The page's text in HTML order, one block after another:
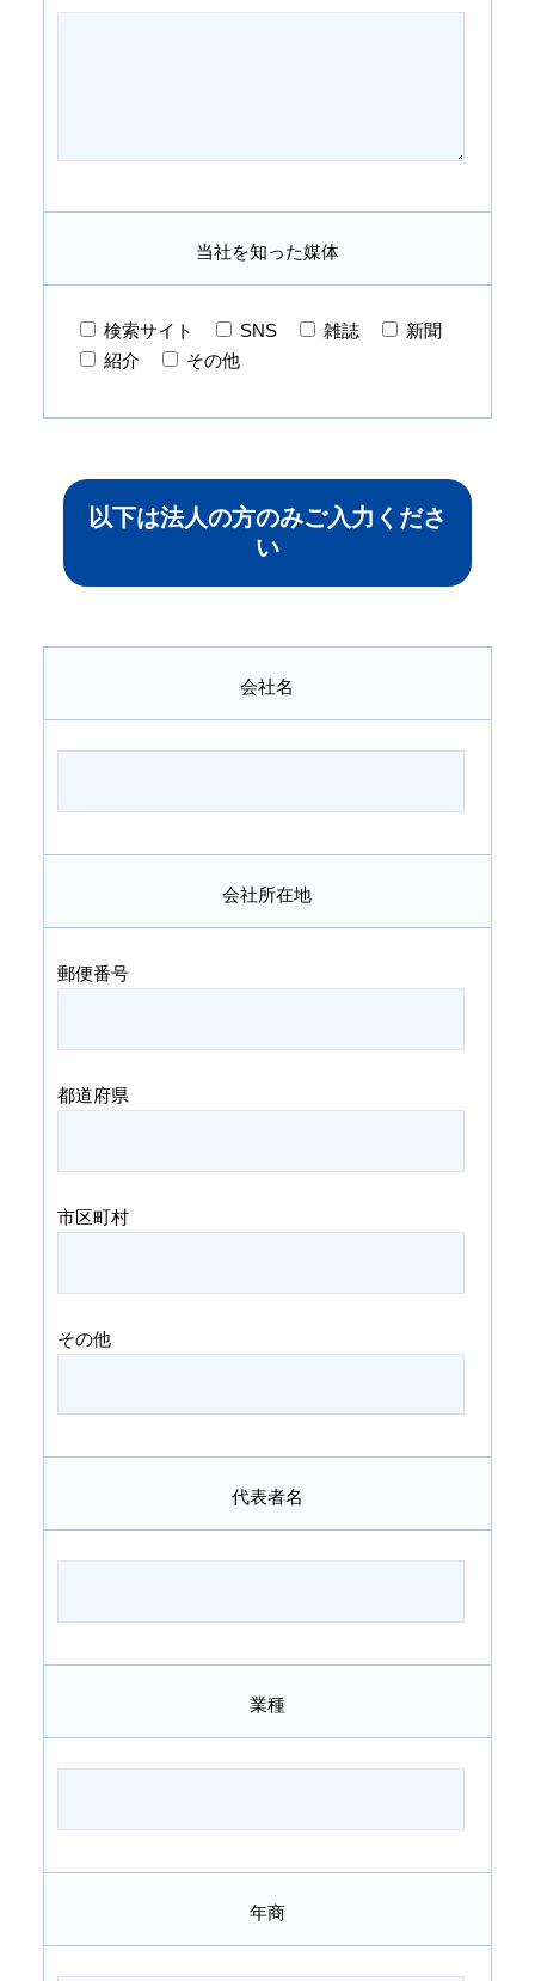
当社を知った媒体
検索サイト SNS 雑誌
新聞
紹介
その他
以下は法人の方のみご入力くださ
い
会社名
会社所在地
郵便番号
都道府県
市区町村
その他
代表者名
業種
年商